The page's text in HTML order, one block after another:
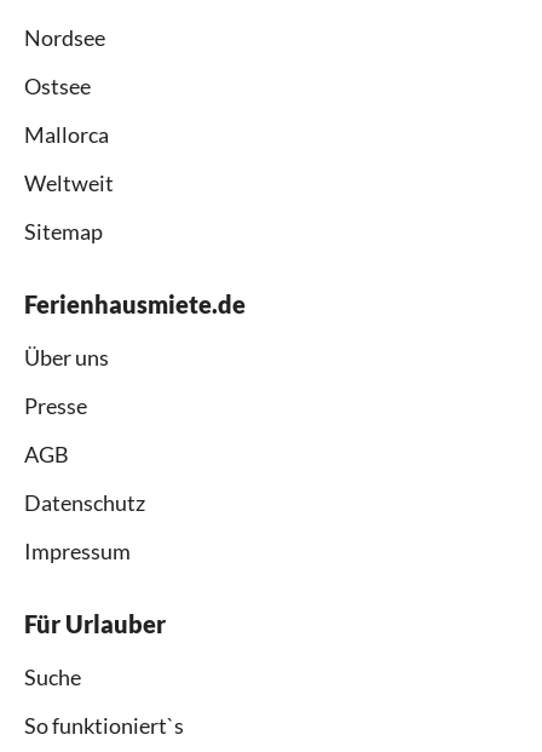
Nordsee
Ostsee
Mallorca
Weltweit
Sitemap
Ferienhausmiete.de
Über uns
Presse
AGB
Datenschutz
Impressum
Für Urlauber
Suche
So funktioniert`s